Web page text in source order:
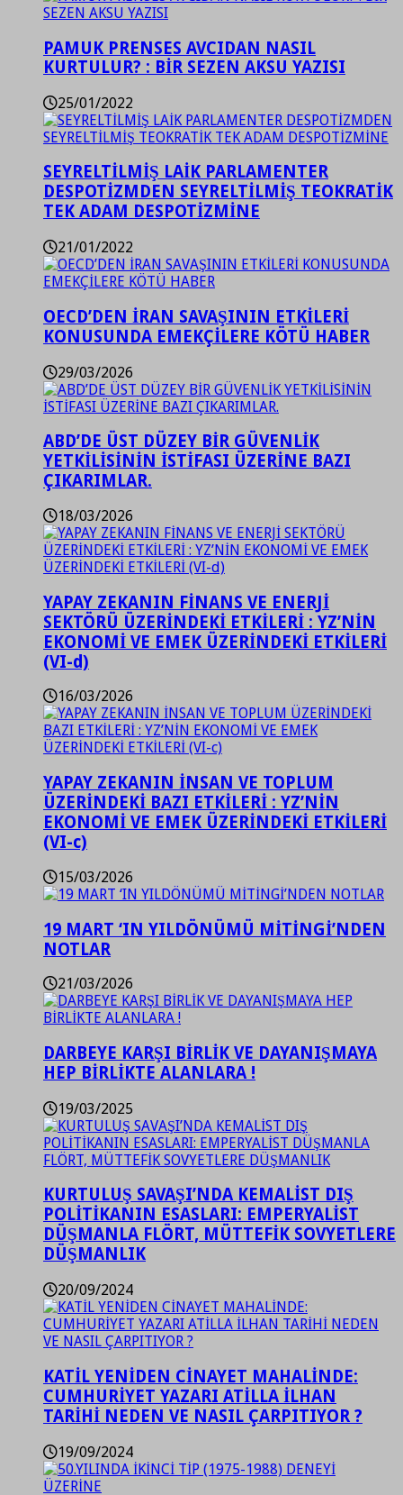
PAMUK PRENSES AVCIDAN NASIL
KURTULUR? : BİR SEZEN AKSU YAZISI
25/01/2022
SEYRELTİLMİŞ LAİK PARLAMENTER
DESPOTİZMDEN SEYRELTİLMİŞ TEOKRATİK
TEK ADAM DESPOTİZMİNE
21/01/2022
OECD’DEN İRAN SAVAŞININ ETKİLERİ
KONUSUNDA EMEKÇİLERE KÖTÜ HABER
29/03/2026
ABD’DE ÜST DÜZEY BİR GÜVENLİK
YETKİLİSİNİN İSTİFASI ÜZERİNE BAZI
ÇIKARIMLAR.
18/03/2026
YAPAY ZEKANIN FİNANS VE ENERJİ
SEKTÖRÜ ÜZERİNDEKİ ETKİLERİ : YZ’NİN
EKONOMİ VE EMEK ÜZERİNDEKİ ETKİLERİ
(VI-d)
16/03/2026
YAPAY ZEKANIN İNSAN VE TOPLUM
ÜZERİNDEKİ BAZI ETKİLERİ : YZ’NİN
EKONOMİ VE EMEK ÜZERİNDEKİ ETKİLERİ
(VI-c)
15/03/2026
19 MART ‘IN YILDÖNÜMÜ MİTİNGİ’NDEN
NOTLAR
21/03/2026
DARBEYE KARŞI BİRLİK VE DAYANIŞMAYA
HEP BİRLİKTE ALANLARA !
19/03/2025
KURTULUŞ SAVAŞI’NDA KEMALİST DIŞ
POLİTİKANIN ESASLARI: EMPERYALİST
DÜŞMANLA FLÖRT, MÜTTEFİK SOVYETLERE
DÜŞMANLIK
20/09/2024
KATİL YENİDEN CİNAYET MAHALİNDE:
CUMHURİYET YAZARI ATİLLA İLHAN
TARİHİ NEDEN VE NASIL ÇARPITIYOR ?
19/09/2024